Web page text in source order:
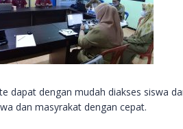
dapat dengan mudah diakses siswa
dan masyrakat dengan cepat.